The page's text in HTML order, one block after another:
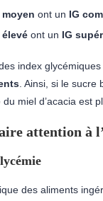
ont un IG
ont un IG
index
. Ainsi, si le
miel d’acacia est
attention à
des aliments